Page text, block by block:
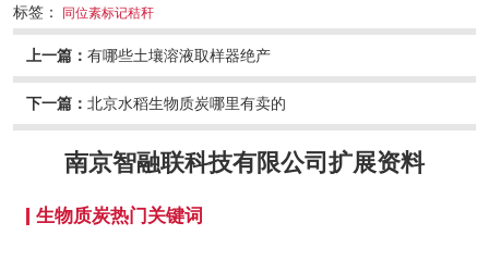
标签：
同位素标记秸秆
上一篇： 有哪些土壤溶液取样器绝产
下一篇： 北京水稻生物质炭哪里有卖的
南京智融联科技有限公司扩展资料
生物质炭热门关键词